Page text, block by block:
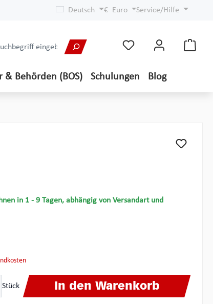
Deutsch € Euro Service/Hilfe
& Behörden (BOS) Schulungen Blog
in 1 - 9 Tagen, abhängig von Versandart und
gewünschten Wert ein oder benutze die Schaltflächen um die Anzahl zu
Stück In den Warenkorb